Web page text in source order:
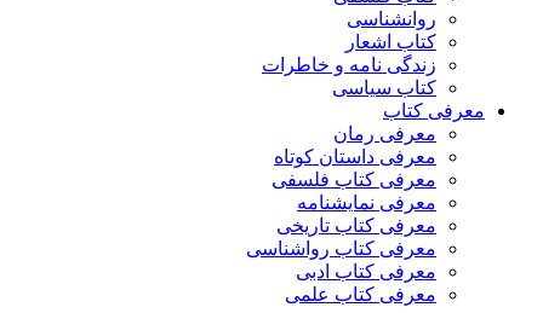
روانشناسی
کتاب اشعار
زندگی نامه و خاطرات
کتاب سیاسی
معرفی کتاب
معرفی رمان
معرفی داستان کوتاه
معرفی کتاب فلسفی
معرفی نمایشنامه
معرفی کتاب تاریخی
معرفی کتاب رواشناسی
معرفی کتاب ادبی
معرفی کتاب علمی